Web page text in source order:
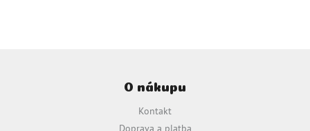
O nákupu
Kontakt
Doprava a platba